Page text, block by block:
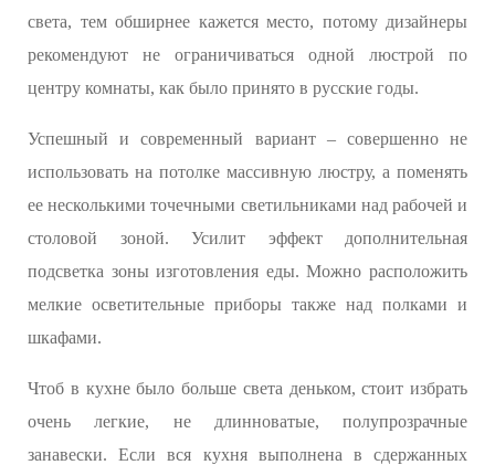
света, тем обширнее кажется место, потому дизайнеры
рекомендуют не ограничиваться одной люстрой по
центру комнаты, как было принято в русские годы.
Успешный и современный вариант – совершенно не
использовать на потолке массивную люстру, а поменять
ее несколькими точечными светильниками над рабочей и
столовой зоной. Усилит эффект дополнительная
подсветка зоны изготовления еды. Можно расположить
мелкие осветительные приборы также над полками и
шкафами.
Чтоб в кухне было больше света деньком, стоит избрать
очень легкие, не длинноватые, полупрозрачные
занавески. Если вся кухня выполнена в сдержанных